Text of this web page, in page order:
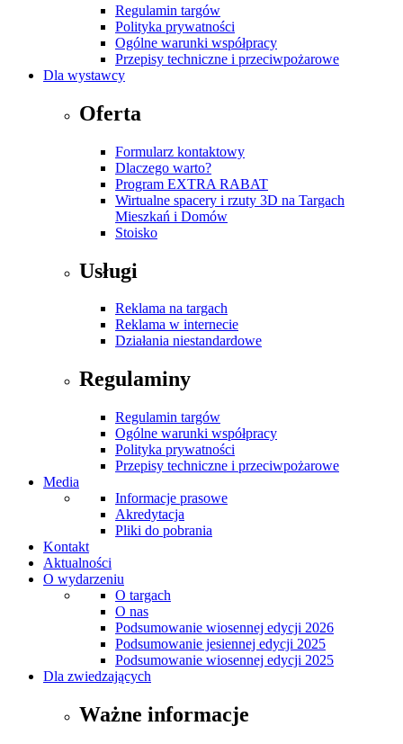
Regulamin targów
Polityka prywatności
Ogólne warunki współpracy
Przepisy techniczne i przeciwpożarowe
Dla wystawcy
Oferta
Formularz kontaktowy
Dlaczego warto?
Program EXTRA RABAT
Wirtualne spacery i rzuty 3D na Targach
Mieszkań i Domów
Stoisko
Usługi
Reklama na targach
Reklama w internecie
Działania niestandardowe
Regulaminy
Regulamin targów
Ogólne warunki współpracy
Polityka prywatności
Przepisy techniczne i przeciwpożarowe
Media
Informacje prasowe
Akredytacja
Pliki do pobrania
Kontakt
Aktualności
O wydarzeniu
O targach
O nas
Podsumowanie wiosennej edycji 2026
Podsumowanie jesiennej edycji 2025
Podsumowanie wiosennej edycji 2025
Dla zwiedzających
Ważne informacje